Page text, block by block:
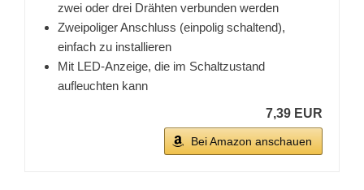
zwei oder drei Drähten verbunden werden
Zweipoliger Anschluss (einpolig schaltend),
einfach zu installieren
Mit LED-Anzeige, die im Schaltzustand
aufleuchten kann
7,39 EUR
Bei Amazon anschauen